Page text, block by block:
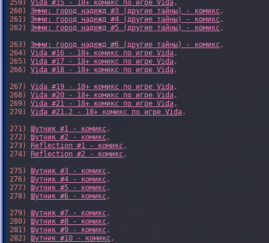
259) Vida #15 - 18+ комикс по игре Vida,
260) Эмми: город надежд #3 (другие тайны) - комикс,
261) Эмми: город надежд #4 (другие тайны) - комикс,
262) Эмми: город надежд #5 (другие тайны) - комикс,
263) Эмми: город надежд #6 (другие тайны) - комикс,
264) Vida #16 - 18+ комикс по игре Vida,
265) Vida #17 - 18+ комикс по игре Vida,
266) Vida #18 - 18+ комикс по игре Vida,
267) Vida #19 - 18+ комикс по игре Vida,
268) Vida #20 - 18+ комикс по игре Vida,
269) Vida #21 - 18+ комикс по игре Vida,
270) Vida #21.2 - 18+ комикс по игре Vida,
271) Шутник #1 - комикс,
272) Шутник #2 - комикс,
273)
Reflection #1 - комикс,
274)
Reflection #2 - комикс,
275) Шутник #3 - комикс,
276) Шутник #4 - комикс,
277) Шутник #5 - комикс,
278) Шутник #6 - комикс,
279) Шутник #7 - комикс,
280) Шутник #8 - комикс,
281) Шутник #9 - комикс,
282) Шутник #10 - комикс,